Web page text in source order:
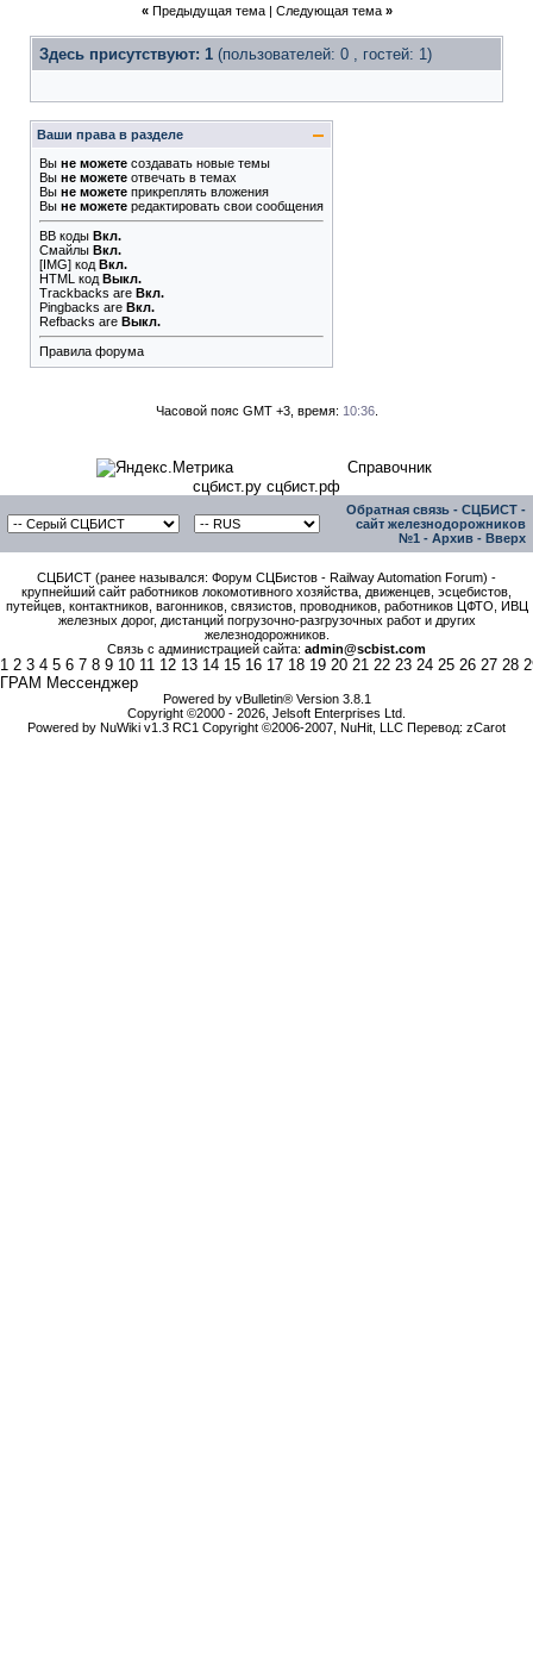
« Предыдущая тема| Следующая тема »
Здесь присутствуют: 1 (пользователей: 0 , гостей: 1)
Ваши права в разделе
Вы не можете создавать новые темы
Вы не можете отвечать в темах
Вы не можете прикреплять вложения
Вы не можете редактировать свои сообщения
BB коды Вкл.
Смайлы Вкл.
[IMG] код Вкл.
HTML код Выкл.
Trackbacks are Вкл.
Pingbacks are Вкл.
Refbacks are Выкл.
Правила форума
Часовой пояс GMT +3, время: 10:36.
Справочник
сцбист.ру сцбист.рф
Обратная связь - СЦБИСТ -
сайт железнодорожников
№1 - Архив - Вверх
СЦБИСТ (ранее назывался: Форум СЦБистов - Railway Automation Forum) -
крупнейший сайт работников локомотивного хозяйства, движенцев, эсцебистов,
путейцев, контактников, вагонников, связистов, проводников, работников ЦФТО, ИВЦ
железных дорог, дистанций погрузочно-разгрузочных работ и других
железнодорожников.
Связь с администрацией сайта: admin@scbist.com
1 2 3 4 5 6 7 8 9 10 11 12 13 14 15 16 17 18 19 20 21 22 23 24 25 26 27 28
ГРАМ Мессенджер
Powered by vBulletin® Version 3.8.1
Copyright ©2000 - 2026, Jelsoft Enterprises Ltd.
Powered by NuWiki v1.3 RC1 Copyright ©2006-2007, NuHit, LLC Перевод: zCarot